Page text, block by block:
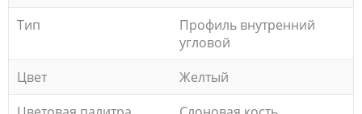
Тип
Профиль внутренний
угловой
Цвет
Желтый